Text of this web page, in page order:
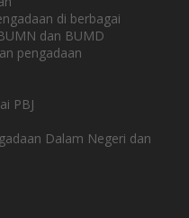
di berbagai
dan BUMD
pengadaan
PBJ
Dalam Negeri dan